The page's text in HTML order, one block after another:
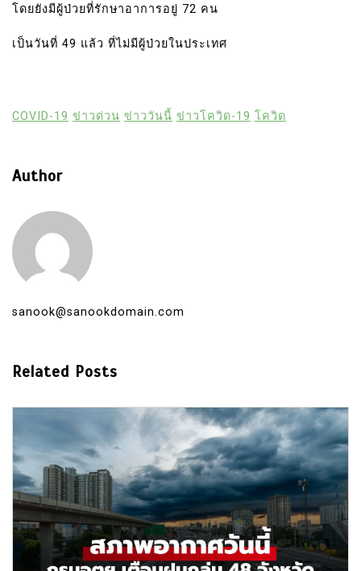
โดยยังมีผู้ป่วยที่รักษาอาการอยู่ 72 คน
เป็นวันที่ 49 แล้ว ที่ไม่มีผู้ป่วยในประเทศ
COVID-19 ข่าวด่วน ข่าววันนี้ ข่าวโควิด-19 โควิด
Author
sanook@sanookdomain.com
Related Posts